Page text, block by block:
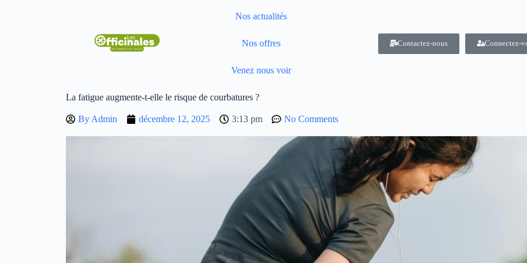
Nos actualités
Nos offres
Venez nous voir
Contactez-nous Connectez-
La fatigue augmente-t-elle le risque de courbatures ?
By Admin décembre 12, 2025 3:13 pm No Comments